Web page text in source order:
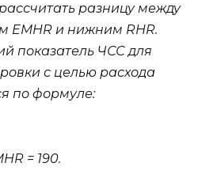
разницу между
EMHR и нижним RHR.
показатель ЧСС для
с целью расхода
по формуле:
= 190.